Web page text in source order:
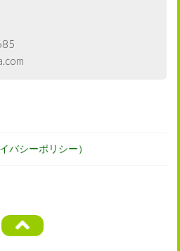
バシーポリシー）